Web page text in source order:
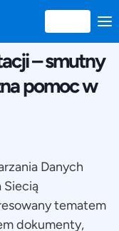
– smutny
pomoc w
Danych
Siecią
tematem
dokumenty,